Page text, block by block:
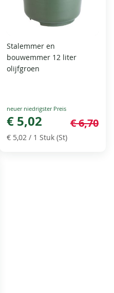
Stalemmer en
bouwemmer 12 liter
olijfgroen
Special
Price
€ 5,02 € 6,70
€ 5,02 / 1 Stuk (St)